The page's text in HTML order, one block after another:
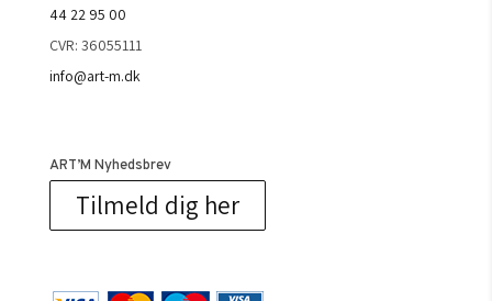
44 22 95 00
CVR: 36055111
info@art-m.dk
ART’M Nyhedsbrev
Tilmeld dig her